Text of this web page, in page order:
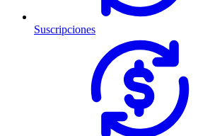
Suscripciones